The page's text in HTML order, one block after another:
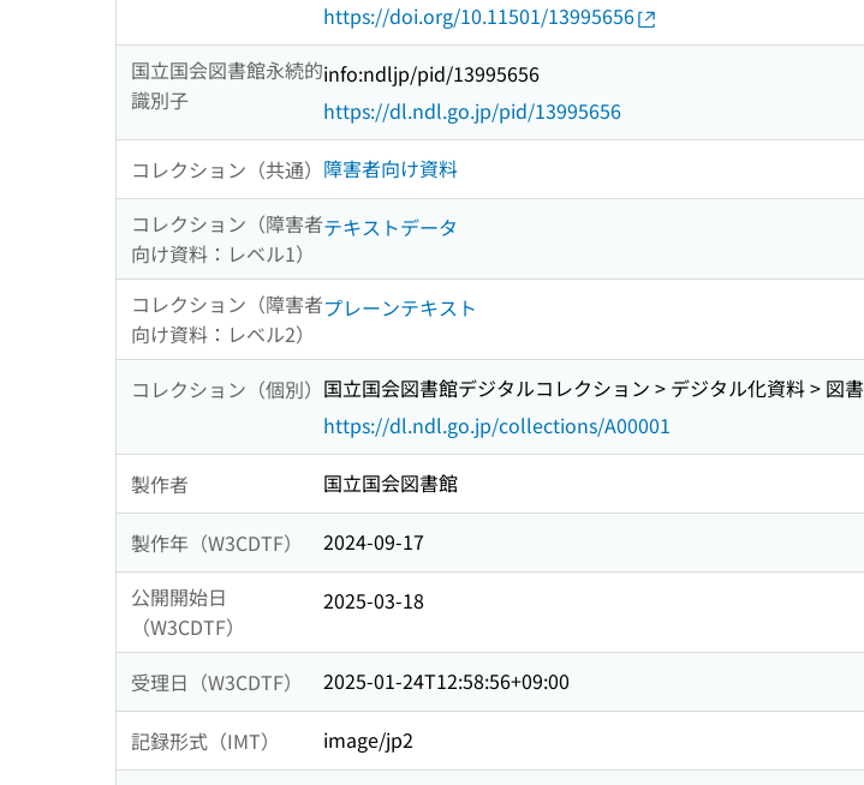
https://doi.org/10.11501/13995656
国立国会図書館永続的
識別子
info:ndljp/pid/13995656
https://dl.ndl.go.jp/pid/13995656
コレクション（共通） 障害者向け資料
コレクション（障害者
向け資料：レベル1）
テキストデータ
コレクション（障害者
向け資料：レベル2）
プレーンテキスト
コレクション（個別） 国立国会図書館デジタルコレクション > デジタル化資料 > 図書
https://dl.ndl.go.jp/collections/A00001
製作者 国立国会図書館
製作年（W3CDTF）
2024-09-17
公開開始日
（W3CDTF）
2025-03-18
受理日（W3CDTF） 2025-01-24T12:58:56+09:00
記録形式（IMT）
image/jp2